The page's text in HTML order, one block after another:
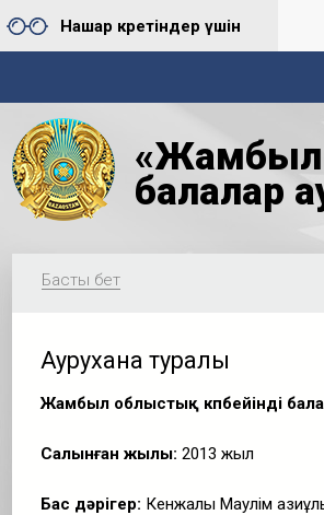
Нашар көретіндер үшін
«Жамбыл
балалар
Басты бет
Аурухана туралы
Жамбыл облыстық көпбейінді
Салынған жылы: 2013 жыл
Бас дәрігер: Кенжалы Маулім